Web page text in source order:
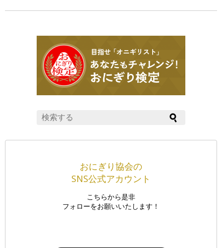
おにぎり協会の
SNS公式アカウント
こちらから是非
フォローをお願いいたします！